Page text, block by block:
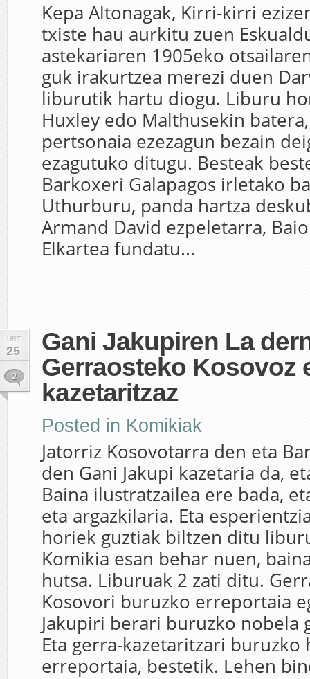
Kepa Altonagak, Kirri-kirri
txiste hau aurkitu zuen
astekariaren 1905eko
guk irakurtzea merezi duen
liburutik hartu diogu. Liburu
Huxley edo Malthusekin
pertsonaia ezezagun bezain
ezagutuko ditugu. Besteak
Barkoxeri Galapagos irletako
Uthurburu, panda hartza
Armand David ezpeletarra,
Elkartea fundatu...
URT
25
2
Gani Jakupiren La
Gerraosteko Kosovoz
kazetaritzaz
Posted in Komikiak
Jatorriz Kosovotarra den eta
den Gani Jakupi kazetaria da,
Baina ilustratzailea ere bada,
eta argazkilaria. Eta
horiek guztiak biltzen ditu
Komikia esan behar nuen,
hutsa. Liburuak 2 zati ditu.
Kosovori buruzko erreportaia
Jakupiri berari buruzko nobela
Eta gerra-kazetaritzari buruzko
erreportaia, bestetik. Lehen